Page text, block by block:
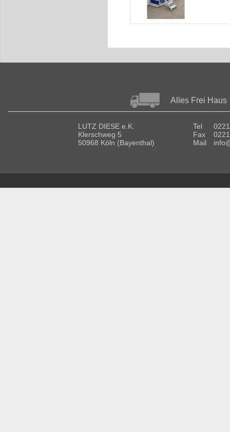
Alles Frei Haus
LUTZ DIESE e.K.
Klerschweg 5
50968 Köln (Bayenthal)
Tel
Fax
Mail